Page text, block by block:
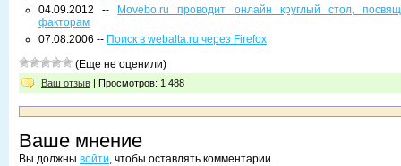
04.09.2012 --
Movebo.ru проводит онлайн круглый стол,
факторам
07.08.2006 -- Поиск в webalta.ru через Firefox
(Еще не оценили)
Ваш отзыв | Просмотров: 1 488
Ваше мнение
Вы должны войти, чтобы оставлять комментарии.